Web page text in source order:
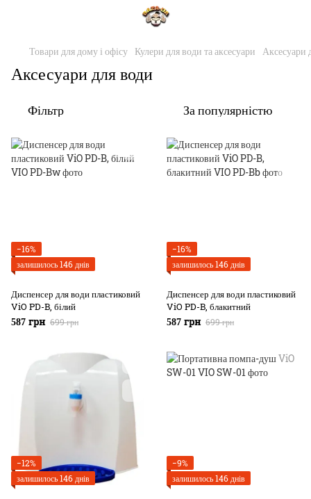
Товари для дому і офісу Кулери для води та аксесуари Аксесуари
Аксесуари для води
Фільтр За популярністю
−16%
залишилось 146 днів
Диспенсер для води пластиковий
ViO PD-B, білий
587 грн 699 грн
−16%
залишилось 146 днів
Диспенсер для води пластиковий
ViO PD-B, блакитний
587 грн 699 грн
−12%
залишилось 146 днів
−9%
залишилось 146 днів